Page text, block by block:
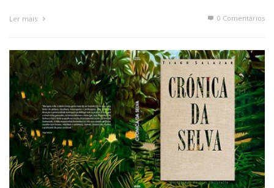
Ler mais 0 Comentários